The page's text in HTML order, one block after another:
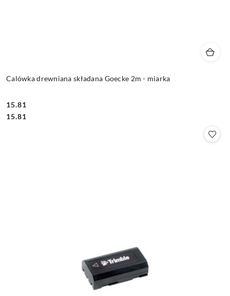
Calówka drewniana składana Goecke 2m - miarka
Cena:
15.81
Cena:
15.81